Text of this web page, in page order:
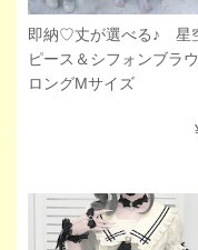
即納♡丈が選べる♪ 星
ピース＆シフォンブラ
ロングMサイズ